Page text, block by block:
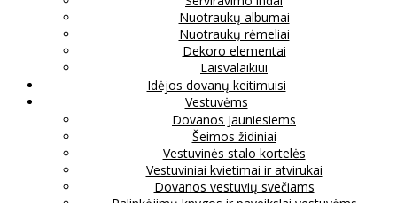
Nuotraukų albumai
Nuotraukų rėmeliai
Dekoro elementai
Laisvalaikiui
Idėjos dovanų keitimuisi
Vestuvėms
Dovanos Jauniesiems
Šeimos židiniai
Vestuvinės stalo kortelės
Vestuviniai kvietimai ir atvirukai
Dovanos vestuvių svečiams